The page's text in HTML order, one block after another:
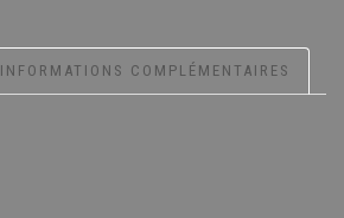
INFORMATIONS COMPLÉMENTAIRES